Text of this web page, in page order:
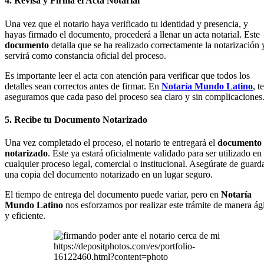
Una vez que el notario haya verificado tu identidad y presencia, y
hayas firmado el documento, procederá a llenar un acta notarial. Este
documento detalla que se ha realizado correctamente la notarización
servirá como constancia oficial del proceso.
Es importante leer el acta con atención para verificar que todos los
detalles sean correctos antes de firmar. En Notaría Mundo Latino, te
aseguramos que cada paso del proceso sea claro y sin complicaciones.
5. Recibe tu Documento Notarizado
Una vez completado el proceso, el notario te entregará el documento
notarizado. Este ya estará oficialmente validado para ser utilizado en
cualquier proceso legal, comercial o institucional. Asegúrate de
una copia del documento notarizado en un lugar seguro.
El tiempo de entrega del documento puede variar, pero en Notaría
Mundo Latino nos esforzamos por realizar este trámite de manera
y eficiente.
https://depositphotos.com/es/portfolio-
16122460.html?content=photo